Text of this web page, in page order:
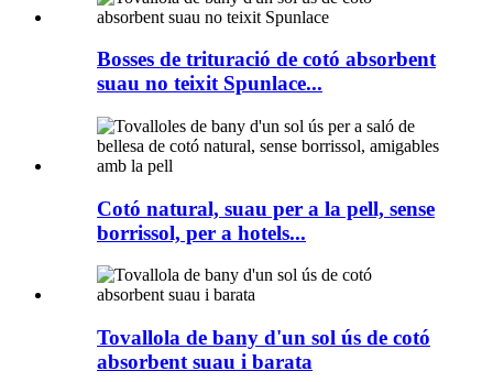
Bosses de trituració de cotó absorbent
suau no teixit Spunlace...
Cotó natural, suau per a la pell, sense
borrissol, per a hotels...
Tovallola de bany d'un sol ús de cotó
absorbent suau i barata